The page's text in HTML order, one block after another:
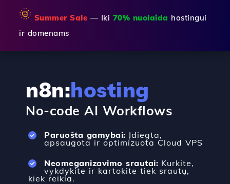
🌞 Summer Sale — Iki 70% nuolaida hostingui
ir domenams
n8n:hosting
No-code AI Workflows
Paruošta gamybai: Įdiegta,
apsaugota ir optimizuota Cloud VPS
Neomeganizavimo srautai: Kurkite,
vykdykite ir kartokite tiek srautų,
kiek reikia.